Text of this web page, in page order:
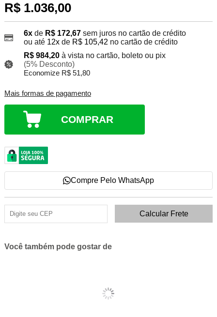
R$ 1.036,00
6xde R$ 172,67 sem juros no cartão de crédito
ou até 12xde R$ 105,42 no cartão de crédito
R$ 984,20 à vista no cartão, boleto ou pix
(5% Desconto)
Economize R$ 51,80
Mais formas de pagamento
COMPRAR
Compre Pelo WhatsApp
Você também pode gostar de